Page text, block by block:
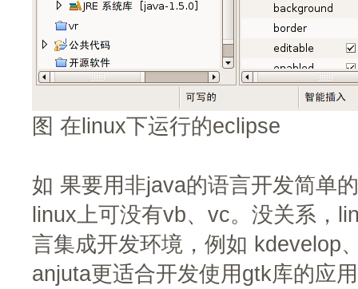
图 在linux下运行的eclipse
如 果要用非java的语言开发简单
linux上可没有vb、vc。没关系，
言集成开发环境，例如 kdevelop
anjuta更适合开发使用gtk库的应